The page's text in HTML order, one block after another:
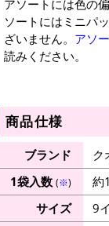
アソートには色の
ソートにはミニパ
ざいません。 アソ
読みください。
商品仕様
ブランド
ク
1袋入数 (※)
約
サイズ
9